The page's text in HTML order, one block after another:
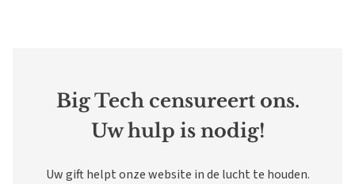
Big Tech censureert ons.
Uw hulp is nodig!
Uw gift helpt onze website in de lucht te houden.